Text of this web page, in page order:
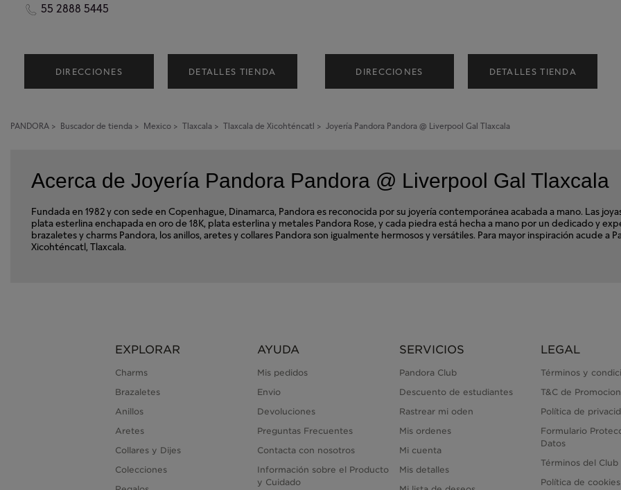
55 2888 5445
DIRECCIONES DETALLES TIENDA DIRECCIONES DETALLES TIENDA
PANDORA > Buscador de tienda > Mexico > Tlaxcala > Tlaxcala de Xicohténcatl > Joyería Pandora Pandora @ Liverpool Gal Tlaxcala
Acerca de Joyería Pandora Pandora @ Liverpool Gal Tlaxcala
Fundada en 1982 y con sede en Copenhague, Dinamarca, Pandora es reconocida por su joyería contemporánea acabada a mano. Las
plata esterlina enchapada en oro de 18K, plata esterlina y metales Pandora Rose, y cada piedra está hecha a mano por un dedicado y
brazaletes y charms Pandora, los anillos, aretes y collares Pandora son igualmente hermosos y versátiles. Para mayor inspiración acude a
Xicohténcatl, Tlaxcala.
EXPLORAR
Charms
Brazaletes
Anillos
Aretes
Collares y Dijes
Colecciones
AYUDA
Mis pedidos
Envio
Devoluciones
Preguntas Frecuentes
Contacta con nosotros
Información sobre el Producto
y Cuidado
SERVICIOS
Pandora Club
Descuento de estudiantes
Rastrear mi oden
Mis ordenes
Mi cuenta
Mis detalles
LEGAL
Términos y
T&C de
Política de
Formulario
Datos
Términos del Club
Política de cookies